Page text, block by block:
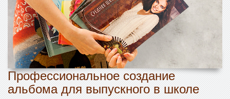
Профессиональное создание
альбома для выпускного в школе